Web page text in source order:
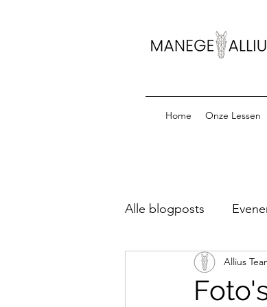
Home Onze Lessen
Alle blogposts
Startlijsten Allius